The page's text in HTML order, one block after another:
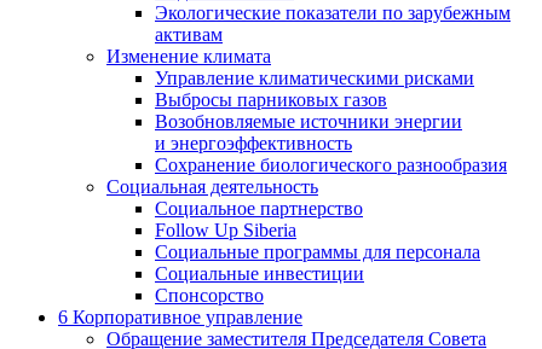
Экологические показатели по зарубежным
активам
Изменение климата
Управление климатическими рисками
Выбросы парниковых газов
Возобновляемые источники энергии
и энергоэффективность
Сохранение биологического разнообразия
Социальная деятельность
Социальное партнерство
Follow Up Siberia
Социальные программы для персонала
Социальные инвестиции
Спонсорство
6 Корпоративное управление
Обращение заместителя Председателя Совета